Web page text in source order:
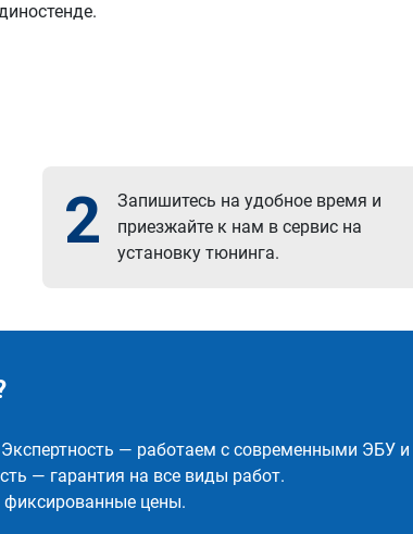
2
Запишитесь на удобное время и
приезжайте к нам в сервис на
установку тюнинга.
— работаем с современными ЭБУ и
— гарантия на все виды работ.
фиксированные цены.